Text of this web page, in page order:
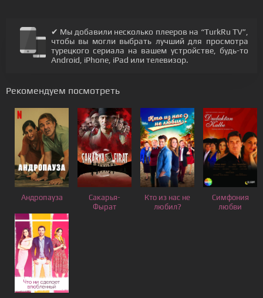
✔ Мы добавили несколько плееров на “TurkRu TV”,
чтобы вы могли выбрать лучший для просмотра
турецкого сериала на вашем устройстве, будь-то
Android, iPhone, iPad или телевизор.
Рекомендуем посмотреть
Андропауза
Сакарья-
Фырат
Кто из нас не
любил?
Симфония
любви